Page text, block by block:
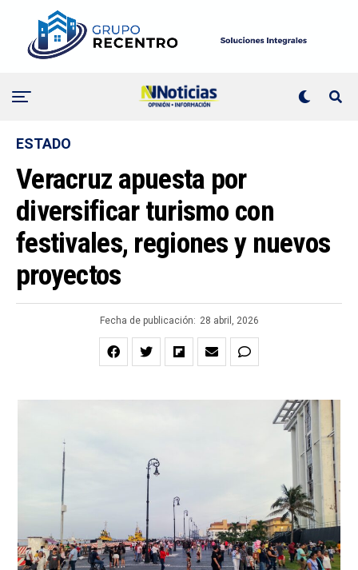
ESTADO
Veracruz apuesta por
diversificar turismo con
festivales, regiones y nuevos
proyectos
Fecha de publicación: 28 abril, 2026